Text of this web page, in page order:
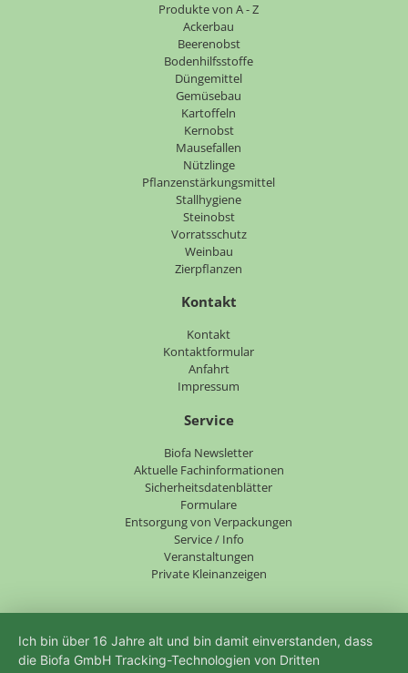
Produkte von A - Z
Ackerbau
Beerenobst
Bodenhilfsstoffe
Düngemittel
Gemüsebau
Kartoffeln
Kernobst
Mausefallen
Nützlinge
Pflanzenstärkungsmittel
Stallhygiene
Steinobst
Vorratsschutz
Weinbau
Zierpflanzen
Kontakt
Kontakt
Kontaktformular
Anfahrt
Impressum
Service
Biofa Newsletter
Aktuelle Fachinformationen
Sicherheitsdatenblätter
Formulare
Entsorgung von Verpackungen
Service / Info
Veranstaltungen
Private Kleinanzeigen
Ich bin über 16 Jahre alt und bin damit einverstanden, dass
die Biofa GmbH Tracking-Technologien von Dritten